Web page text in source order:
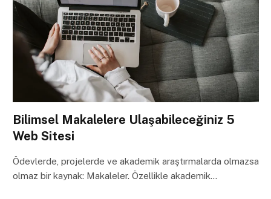
Bilimsel Makalelere Ulaşabileceğiniz 5
Web Sitesi
Ödevlerde, projelerde ve akademik araştırmalarda olmazsa
olmaz bir kaynak: Makaleler. Özellikle akademik…